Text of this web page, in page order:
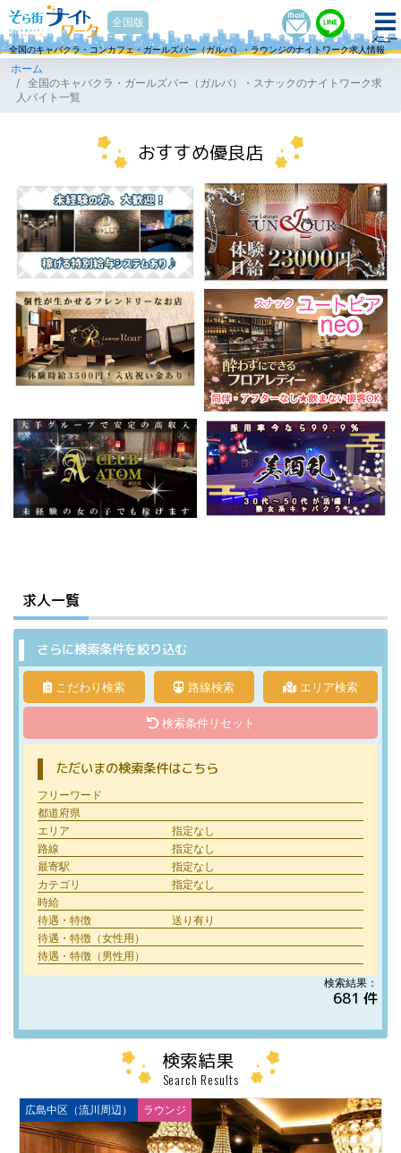
メニュー
そら街ナイトワーク
全国版
全国のキャバクラ・コンカフェ・ガールズバー（ガルバ）・ラウンジのナイトワーク求人情報
ホーム
人バイト一覧
おすすめ優良店
求人一覧
さらに検索条件を絞り込む
こだわり検索 路線検索 エリア検索
検索条件リセット
ただいまの検索条件はこちら
フリーワード
都道府県
エリア
指定なし
路線
指定なし
最寄駅
指定なし
カテゴリ
指定なし
時給
待遇・特徴
送り有り
待遇・特徴（女性用）
待遇・特徴（男性用）
検索結果：
681 件
検索結果
Search Results
広島中区（流川周辺） ラウンジ